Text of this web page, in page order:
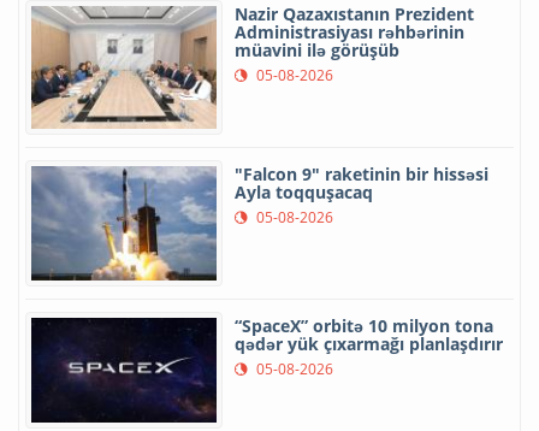
Nazir Qazaxıstanın Prezident
Administrasiyası rəhbərinin
müavini ilə görüşüb
05-08-2026
"Falcon 9" raketinin bir hissəsi
Ayla toqquşacaq
05-08-2026
“SpaceX” orbitə 10 milyon tona
qədər yük çıxarmağı planlaşdırır
05-08-2026